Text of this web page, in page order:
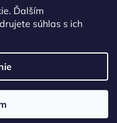
Ďalším
súhlas s ich
práva vyhradené.